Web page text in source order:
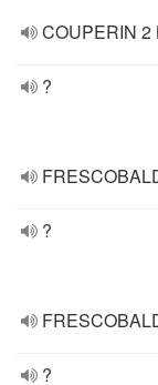
COUPERIN 2
?
?
?